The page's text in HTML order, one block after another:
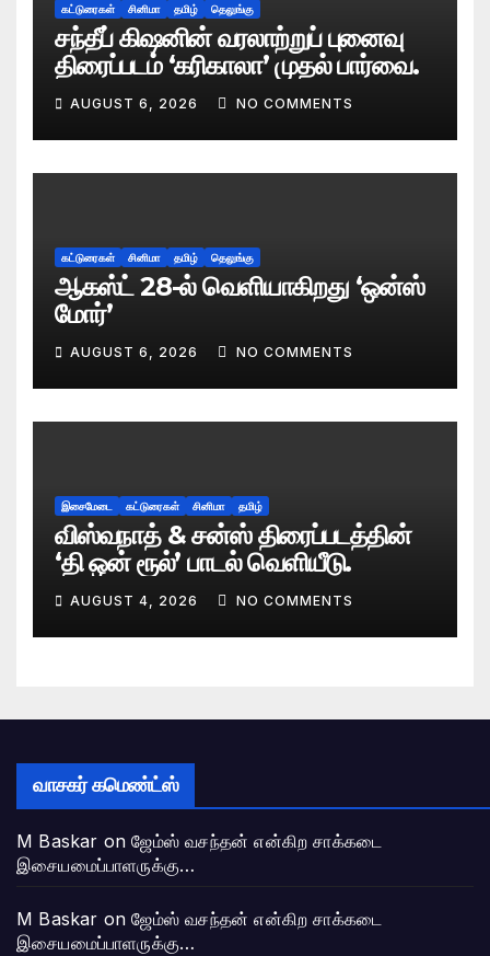
கட்டுரைகள் சினிமா தமிழ் தெலுங்கு
சந்தீப் கிஷனின் வரலாற்றுப் புனைவு
திரைப்படம் ‘கரிகாலா’ முதல் பார்வை.
AUGUST 6, 2026 NO COMMENTS
கட்டுரைகள் சினிமா தமிழ் தெலுங்கு
ஆகஸ்ட் 28-ல் வெளியாகிறது ‘ஒன்ஸ்
மோர்’
AUGUST 6, 2026 NO COMMENTS
இசைமேடை கட்டுரைகள் சினிமா தமிழ்
விஸ்வநாத் & சன்ஸ் திரைப்படத்தின்
‘தி ஒன் ரூல்’ பாடல் வெளியீடு.
AUGUST 4, 2026 NO COMMENTS
வாசகர் கமெண்ட்ஸ்
M Baskar onஜேம்ஸ் வசந்தன் என்கிற சாக்கடை
இசையமைப்பாளருக்கு…
M Baskar onஜேம்ஸ் வசந்தன் என்கிற சாக்கடை
இசையமைப்பாளருக்கு…